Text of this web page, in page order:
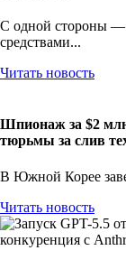
С одной стороны —
средствами...
Читать новость
Шпионаж за $2
Читать новость